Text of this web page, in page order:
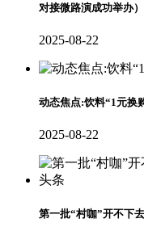
对接微路演成功举办）
2025-08-22
动态焦点:饮料“1元换
2025-08-22
第一批“村咖”开不下